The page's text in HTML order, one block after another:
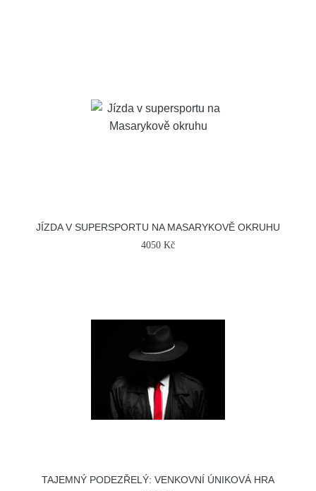
JÍZDA V SUPERSPORTU NA MASARYKOVĚ OKRUHU
4050 Kč
TAJEMNÝ PODEZŘELÝ: VENKOVNÍ ÚNIKOVÁ HRA